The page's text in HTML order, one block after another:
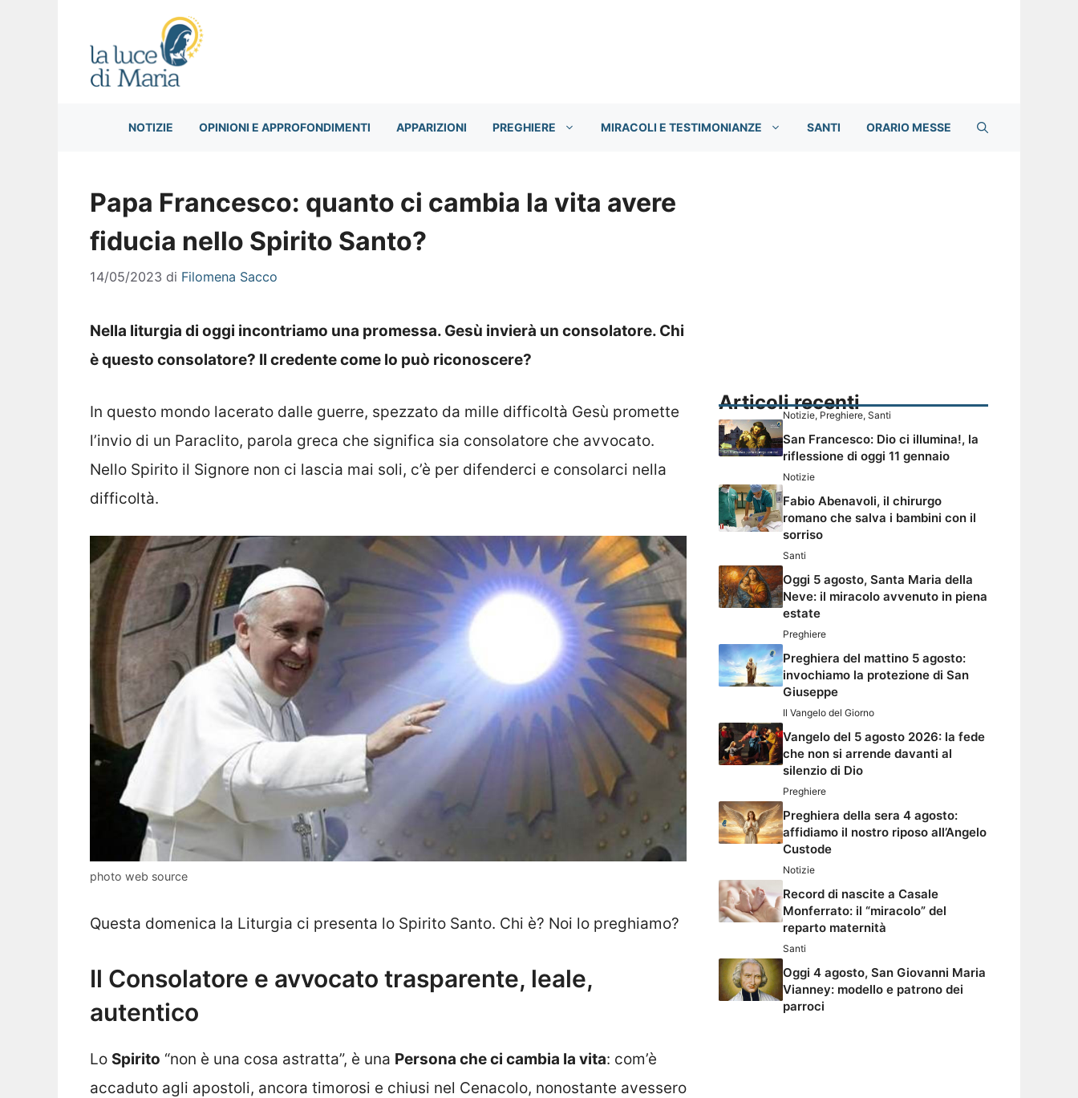
NOTIZIE OPINIONI E APPROFONDIMENTI APPARIZIONI PREGHIERE MIRACOLI E TESTIMONIANZE SANTI ORARIO MESSE
Papa Francesco: quanto ci cambia la vita avere
fiducia nello Spirito Santo?
14/05/2023 di Filomena Sacco
Nella liturgia di oggi incontriamo una promessa. Gesù invierà un consolatore. Chi
è questo consolatore? Il credente come lo può riconoscere?
In questo mondo lacerato dalle guerre, spezzato da mille difficoltà Gesù promette
l’invio di un Paraclito, parola greca che significa sia consolatore che avvocato.
Nello Spirito il Signore non ci lascia mai soli, c’è per difenderci e consolarci nella
difficoltà.
photo web source
Questa domenica la Liturgia ci presenta lo Spirito Santo. Chi è? Noi lo preghiamo?
Il Consolatore e avvocato trasparente, leale,
autentico
Lo Spirito “non è una cosa astratta”, è una Persona che ci cambia la vita: com’è
accaduto agli apostoli, ancora timorosi e chiusi nel Cenacolo, nonostante avessero
Articoli recenti
Notizie, Preghiere, Santi
San Francesco: Dio ci illumina!, la
riflessione di oggi 11 gennaio
Notizie
Fabio Abenavoli, il chirurgo
romano che salva i bambini con il
sorriso
Santi
Oggi 5 agosto, Santa Maria della
Neve: il miracolo avvenuto in piena
estate
Preghiere
Preghiera del mattino 5 agosto:
invochiamo la protezione di San
Giuseppe
Il Vangelo del Giorno
Vangelo del 5 agosto 2026: la fede
che non si arrende davanti al
silenzio di Dio
Preghiere
Preghiera della sera 4 agosto:
affidiamo il nostro riposo all’Angelo
Custode
Notizie
Record di nascite a Casale
Monferrato: il “miracolo” del
reparto maternità
Santi
Oggi 4 agosto, San Giovanni Maria
Vianney: modello e patrono dei
parroci